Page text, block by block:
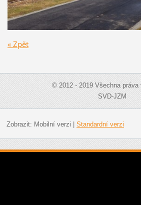
« Zpět
© 2012 - 2019 Všechna práva
SVD-JZM
Zobrazit: Mobilní verzi | Standardní verzi